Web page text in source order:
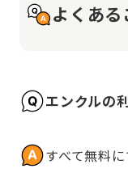
よくある
エンクルの
すべて無料